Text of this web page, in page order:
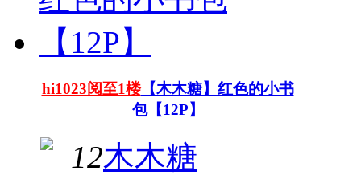
hi1023阅至1楼【木木糖】红色的小书
包【12P】
12木木糖